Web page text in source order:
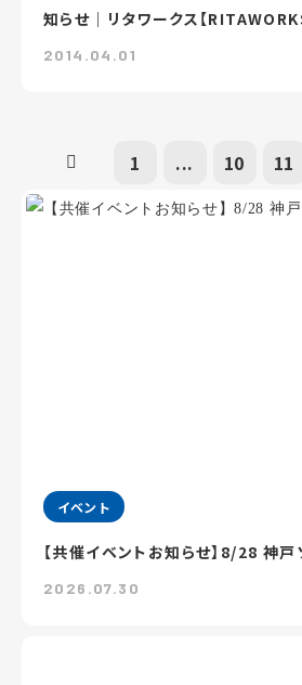
知らせ｜リタワークス【
2014.04.01
1 ... 10 11
イベント
【共催イベントお知らせ】8/28 神
2026.07.30